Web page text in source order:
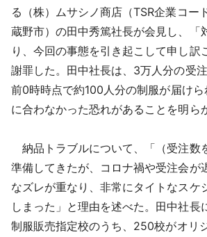
よくあるご質問
English
る（株）ムサシノ商店（TSR企業コ
蔵野市）の田中秀篤社長が会見し、「
り、今回の事態を引き起こして申し訳
謝罪した。田中社長は、3万人分の受
前0時時点で約100人分の制服が届け
に合わなかった恐れがあることを明ら
納品トラブルについて、「（受注数
準備してきたが、コロナ禍や受注会が
なズレが重なり、非常にタイトなスケ
しまった」と理由を述べた。田中社
制服販売指定校のうち、250校がオリ